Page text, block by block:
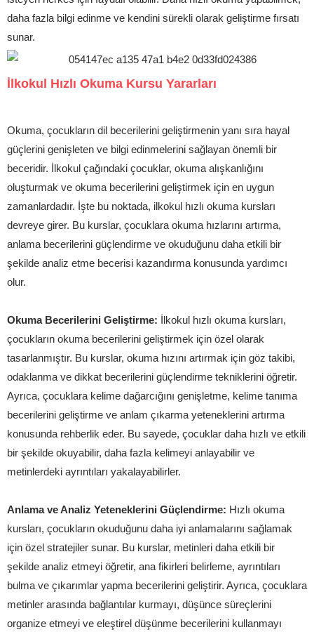
daha fazla bilgi edinme ve kendini sürekli olarak geliştirme fırsatı
sunar.
İlkokul Hızlı Okuma Kursu Yararları
Okuma, çocukların dil becerilerini geliştirmenin yanı sıra hayal
güçlerini genişleten ve bilgi edinmelerini sağlayan önemli bir
beceridir. İlkokul çağındaki çocuklar, okuma alışkanlığını
oluşturmak ve okuma becerilerini geliştirmek için en uygun
zamanlardadır. İşte bu noktada, ilkokul hızlı okuma kursları
devreye girer. Bu kurslar, çocuklara okuma hızlarını artırma,
anlama becerilerini güçlendirme ve okuduğunu daha etkili bir
şekilde analiz etme becerisi kazandırma konusunda yardımcı
olur.
Okuma Becerilerini Geliştirme: İlkokul hızlı okuma kursları,
çocukların okuma becerilerini geliştirmek için özel olarak
tasarlanmıştır. Bu kurslar, okuma hızını artırmak için göz takibi,
odaklanma ve dikkat becerilerini güçlendirme tekniklerini öğretir.
Ayrıca, çocuklara kelime dağarcığını genişletme, kelime tanıma
becerilerini geliştirme ve anlam çıkarma yeteneklerini artırma
konusunda rehberlik eder. Bu sayede, çocuklar daha hızlı ve etkili
bir şekilde okuyabilir, daha fazla kelimeyi anlayabilir ve
metinlerdeki ayrıntıları yakalayabilirler.
Anlama ve Analiz Yeteneklerini Güçlendirme: Hızlı okuma
kursları, çocukların okuduğunu daha iyi anlamalarını sağlamak
için özel stratejiler sunar. Bu kurslar, metinleri daha etkili bir
şekilde analiz etmeyi öğretir, ana fikirleri belirleme, ayrıntıları
bulma ve çıkarımlar yapma becerilerini geliştirir. Ayrıca, çocuklara
metinler arasında bağlantılar kurmayı, düşünce süreçlerini
organize etmeyi ve eleştirel düşünme becerilerini kullanmayı